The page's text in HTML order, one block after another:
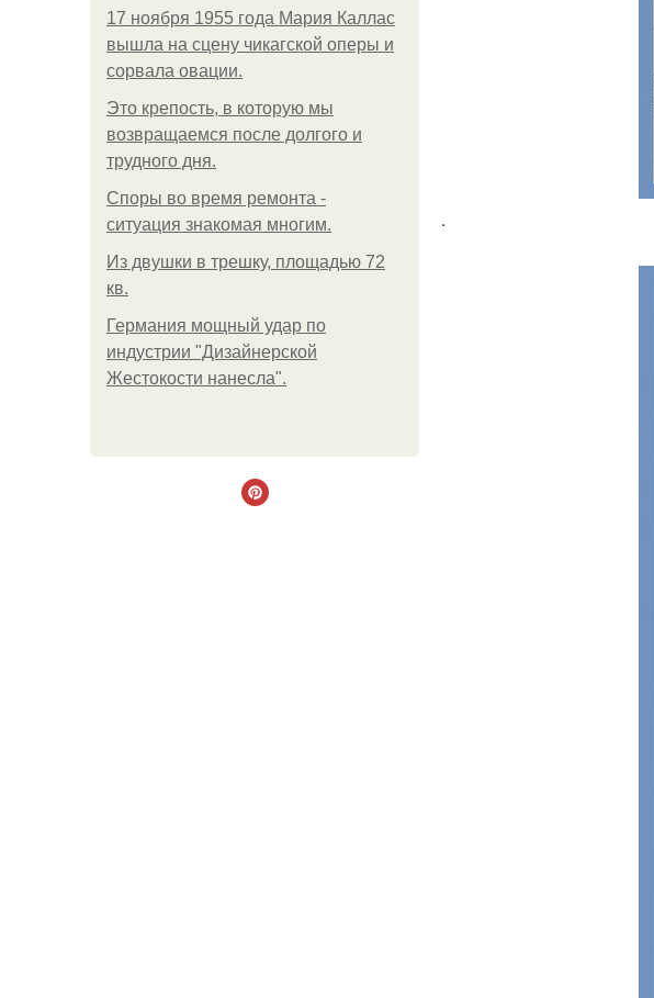
17 ноября 1955 года Мария Каллас
вышла на сцену чикагской оперы и
сорвала овации.
Это крепость, в которую мы
возвращаемся после долгого и
трудного дня.
Споры во время ремонта -
ситуация знакомая многим.
Из двушки в трешку, площадью 72
кв.
Германия мощный удар по
индустрии "Дизайнерской
Жестокости нанесла".
.